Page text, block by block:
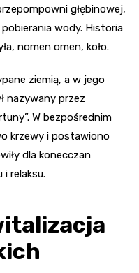
głębinowej,
wody. Historia
nomen omen, koło.
ziemią, a w jego
nazywany przez
W bezpośrednim
krzewy i postawiono
dla konecczan
relaksu.